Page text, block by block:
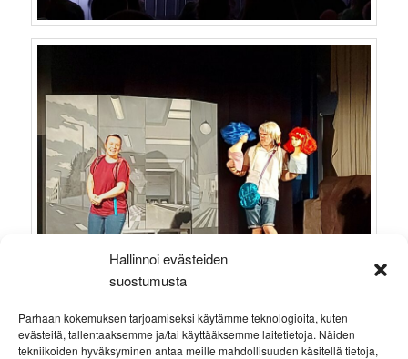
Hallinnoi evästeiden
suostumusta
Parhaan kokemuksen tarjoamiseksi käytämme teknologioita, kuten
evästeitä, tallentaaksemme ja/tai käyttääksemme laitetietoja. Näiden
tekniikoiden hyväksyminen antaa meille mahdollisuuden käsitellä tietoja,